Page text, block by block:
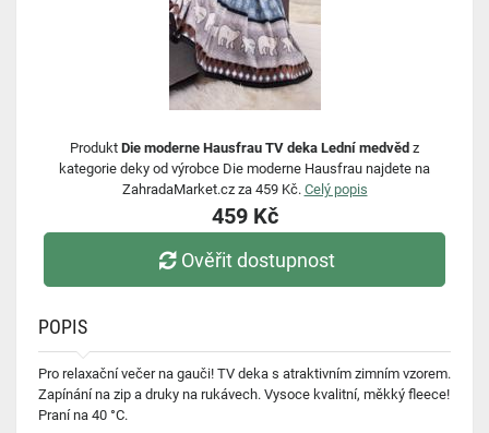
Produkt Die moderne Hausfrau TV deka Lední medvěd z
kategorie deky od výrobce Die moderne Hausfrau najdete na
ZahradaMarket.cz za 459 Kč. Celý popis
459 Kč
Ověřit dostupnost
POPIS
Pro relaxační večer na gauči! TV deka s atraktivním zimním vzorem.
Zapínání na zip a druky na rukávech. Vysoce kvalitní, měkký fleece!
Praní na 40 °C.